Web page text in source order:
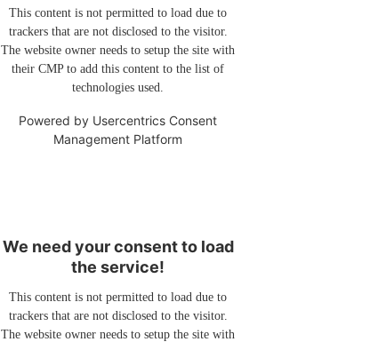
This content is not permitted to load due to
trackers that are not disclosed to the visitor.
The website owner needs to setup the site with
their CMP to add this content to the list of
technologies used.
Powered by Usercentrics Consent
Management Platform
We need your consent to load
the service!
This content is not permitted to load due to
trackers that are not disclosed to the visitor.
The website owner needs to setup the site with